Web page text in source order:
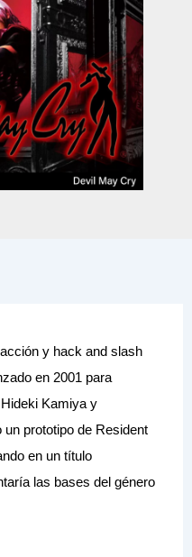
y hack and slash
en 2001 para
Kamiya y
prototipo de Resident
en un título
las bases del género